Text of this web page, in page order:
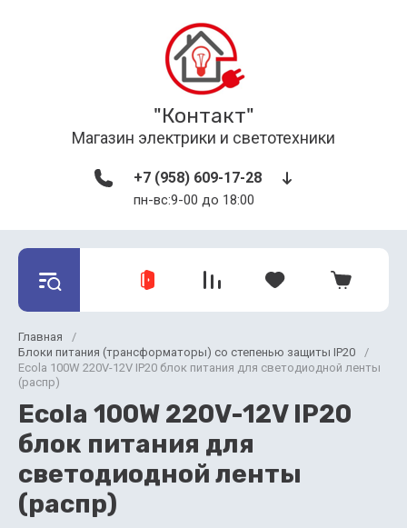
"Контакт"
Магазин электрики и светотехники
+7 (958) 609-17-28
пн-вс:9-00 до 18:00
Главная
/
Блоки питания (трансформаторы) со степенью защиты IP20
/
Ecola 100W 220V-12V IP20 блок питания для светодиодной ленты
(распр)
Ecola 100W 220V-12V IP20
блок питания для
светодиодной ленты
(распр)